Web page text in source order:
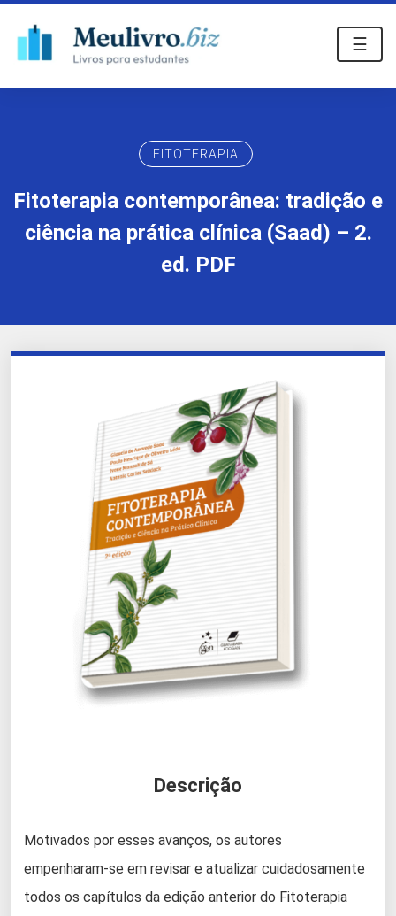
☰
FITOTERAPIA
Fitoterapia contemporânea: tradição e
ciência na prática clínica (Saad) – 2.
ed. PDF
Descrição
Motivados por esses avanços, os autores
empenharam-­se em revisar e atualizar cuidadosamente
todos os capítulos da edição anterior do Fitoterapia